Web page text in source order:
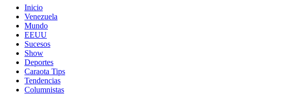
Inicio
Venezuela
Mundo
EEUU
Sucesos
Show
Deportes
Caraota Tips
Tendencias
Columnistas